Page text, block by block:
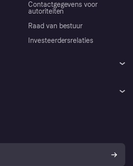
Contactgegevens voor
autoriteiten
Raad van bestuur
Investeerdersrelaties